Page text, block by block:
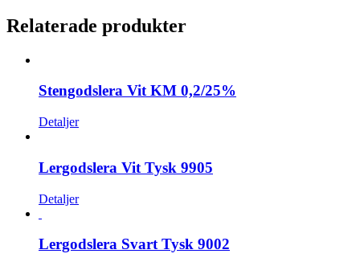
Relaterade produkter
Stengodslera Vit KM 0,2/25%
Detaljer
Lergodslera Vit Tysk 9905
Detaljer
Lergodslera Svart Tysk 9002